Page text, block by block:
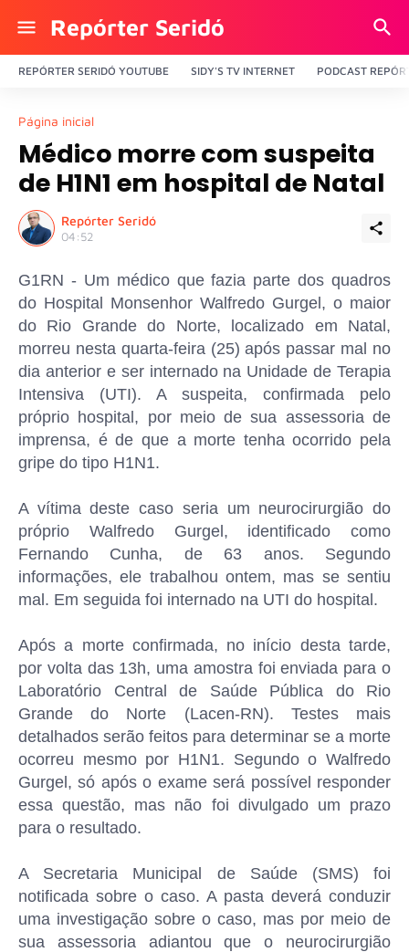
Repórter Seridó
REPÓRTER SERIDÓ YOUTUBE SIDY'S TV INTERNET PODCAST
Página inicial
Médico morre com suspeita
de H1N1 em hospital de Natal
Repórter Seridó
04:52
G1RN - Um médico que fazia parte dos quadros
do Hospital Monsenhor Walfredo Gurgel, o maior
do Rio Grande do Norte, localizado em Natal,
morreu nesta quarta-feira (25) após passar mal no
dia anterior e ser internado na Unidade de Terapia
Intensiva (UTI). A suspeita, confirmada pelo
próprio hospital, por meio de sua assessoria de
imprensa, é de que a morte tenha ocorrido pela
gripe do tipo H1N1.
A vítima deste caso seria um neurocirurgião do
próprio Walfredo Gurgel, identificado como
Fernando Cunha, de 63 anos. Segundo
informações, ele trabalhou ontem, mas se sentiu
mal. Em seguida foi internado na UTI do hospital.
Após a morte confirmada, no início desta tarde,
por volta das 13h, uma amostra foi enviada para o
Laboratório Central de Saúde Pública do Rio
Grande do Norte (Lacen-RN). Testes mais
detalhados serão feitos para determinar se a morte
ocorreu mesmo por H1N1. Segundo o Walfredo
Gurgel, só após o exame será possível responder
essa questão, mas não foi divulgado um prazo
para o resultado.
A Secretaria Municipal de Saúde (SMS) foi
notificada sobre o caso. A pasta deverá conduzir
uma investigação sobre o caso, mas por meio de
sua assessoria adiantou que o neurocirurgião